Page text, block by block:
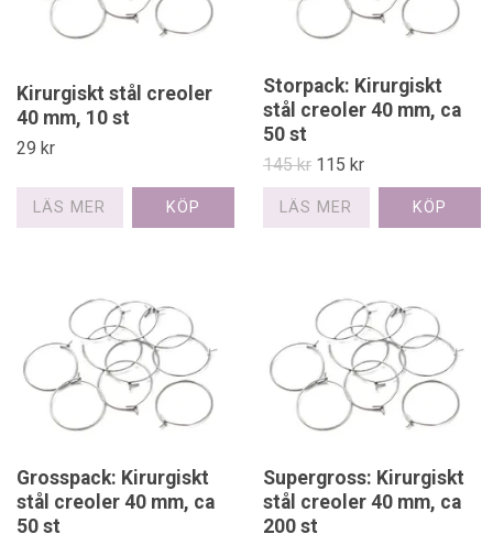
Kirurgiskt stål creoler
40 mm, 10 st
29 kr
LÄS MER
Storpack: Kirurgiskt
stål creoler 40 mm, ca
50 st
145 kr 115 kr
LÄS MER
Grosspack: Kirurgiskt
stål creoler 40 mm, ca
50 st
Supergross: Kirurgiskt
stål creoler 40 mm, ca
200 st